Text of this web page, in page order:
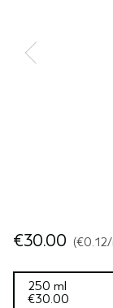
CUERO
PURE
€30.00 €0.12
250 ml
€30.00